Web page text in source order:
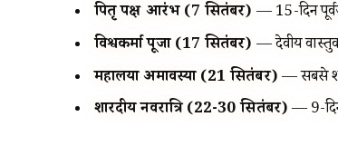
पितृ पक्ष आरंभ (7 सितंबर) — 15-दिन
विश्वकर्मा पूजा (17 सितंबर) — देवीय
महालया अमावस्या (21 सितंबर)— सबसे
शारदीय नवरात्रि (22-30 सितंबर)— 9-